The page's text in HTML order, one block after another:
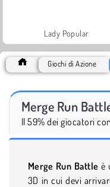
Lady Popular
Giochi di Azione
Merge Run
Il 59% dei giocatori
Merge Run Battle è
3D in cui devi